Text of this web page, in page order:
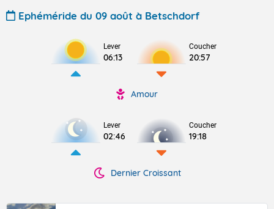
Ephéméride du 09 août à Betschdorf
Lever
06:13
Coucher
20:57
Amour
Lever
02:46
Coucher
19:18
Dernier Croissant